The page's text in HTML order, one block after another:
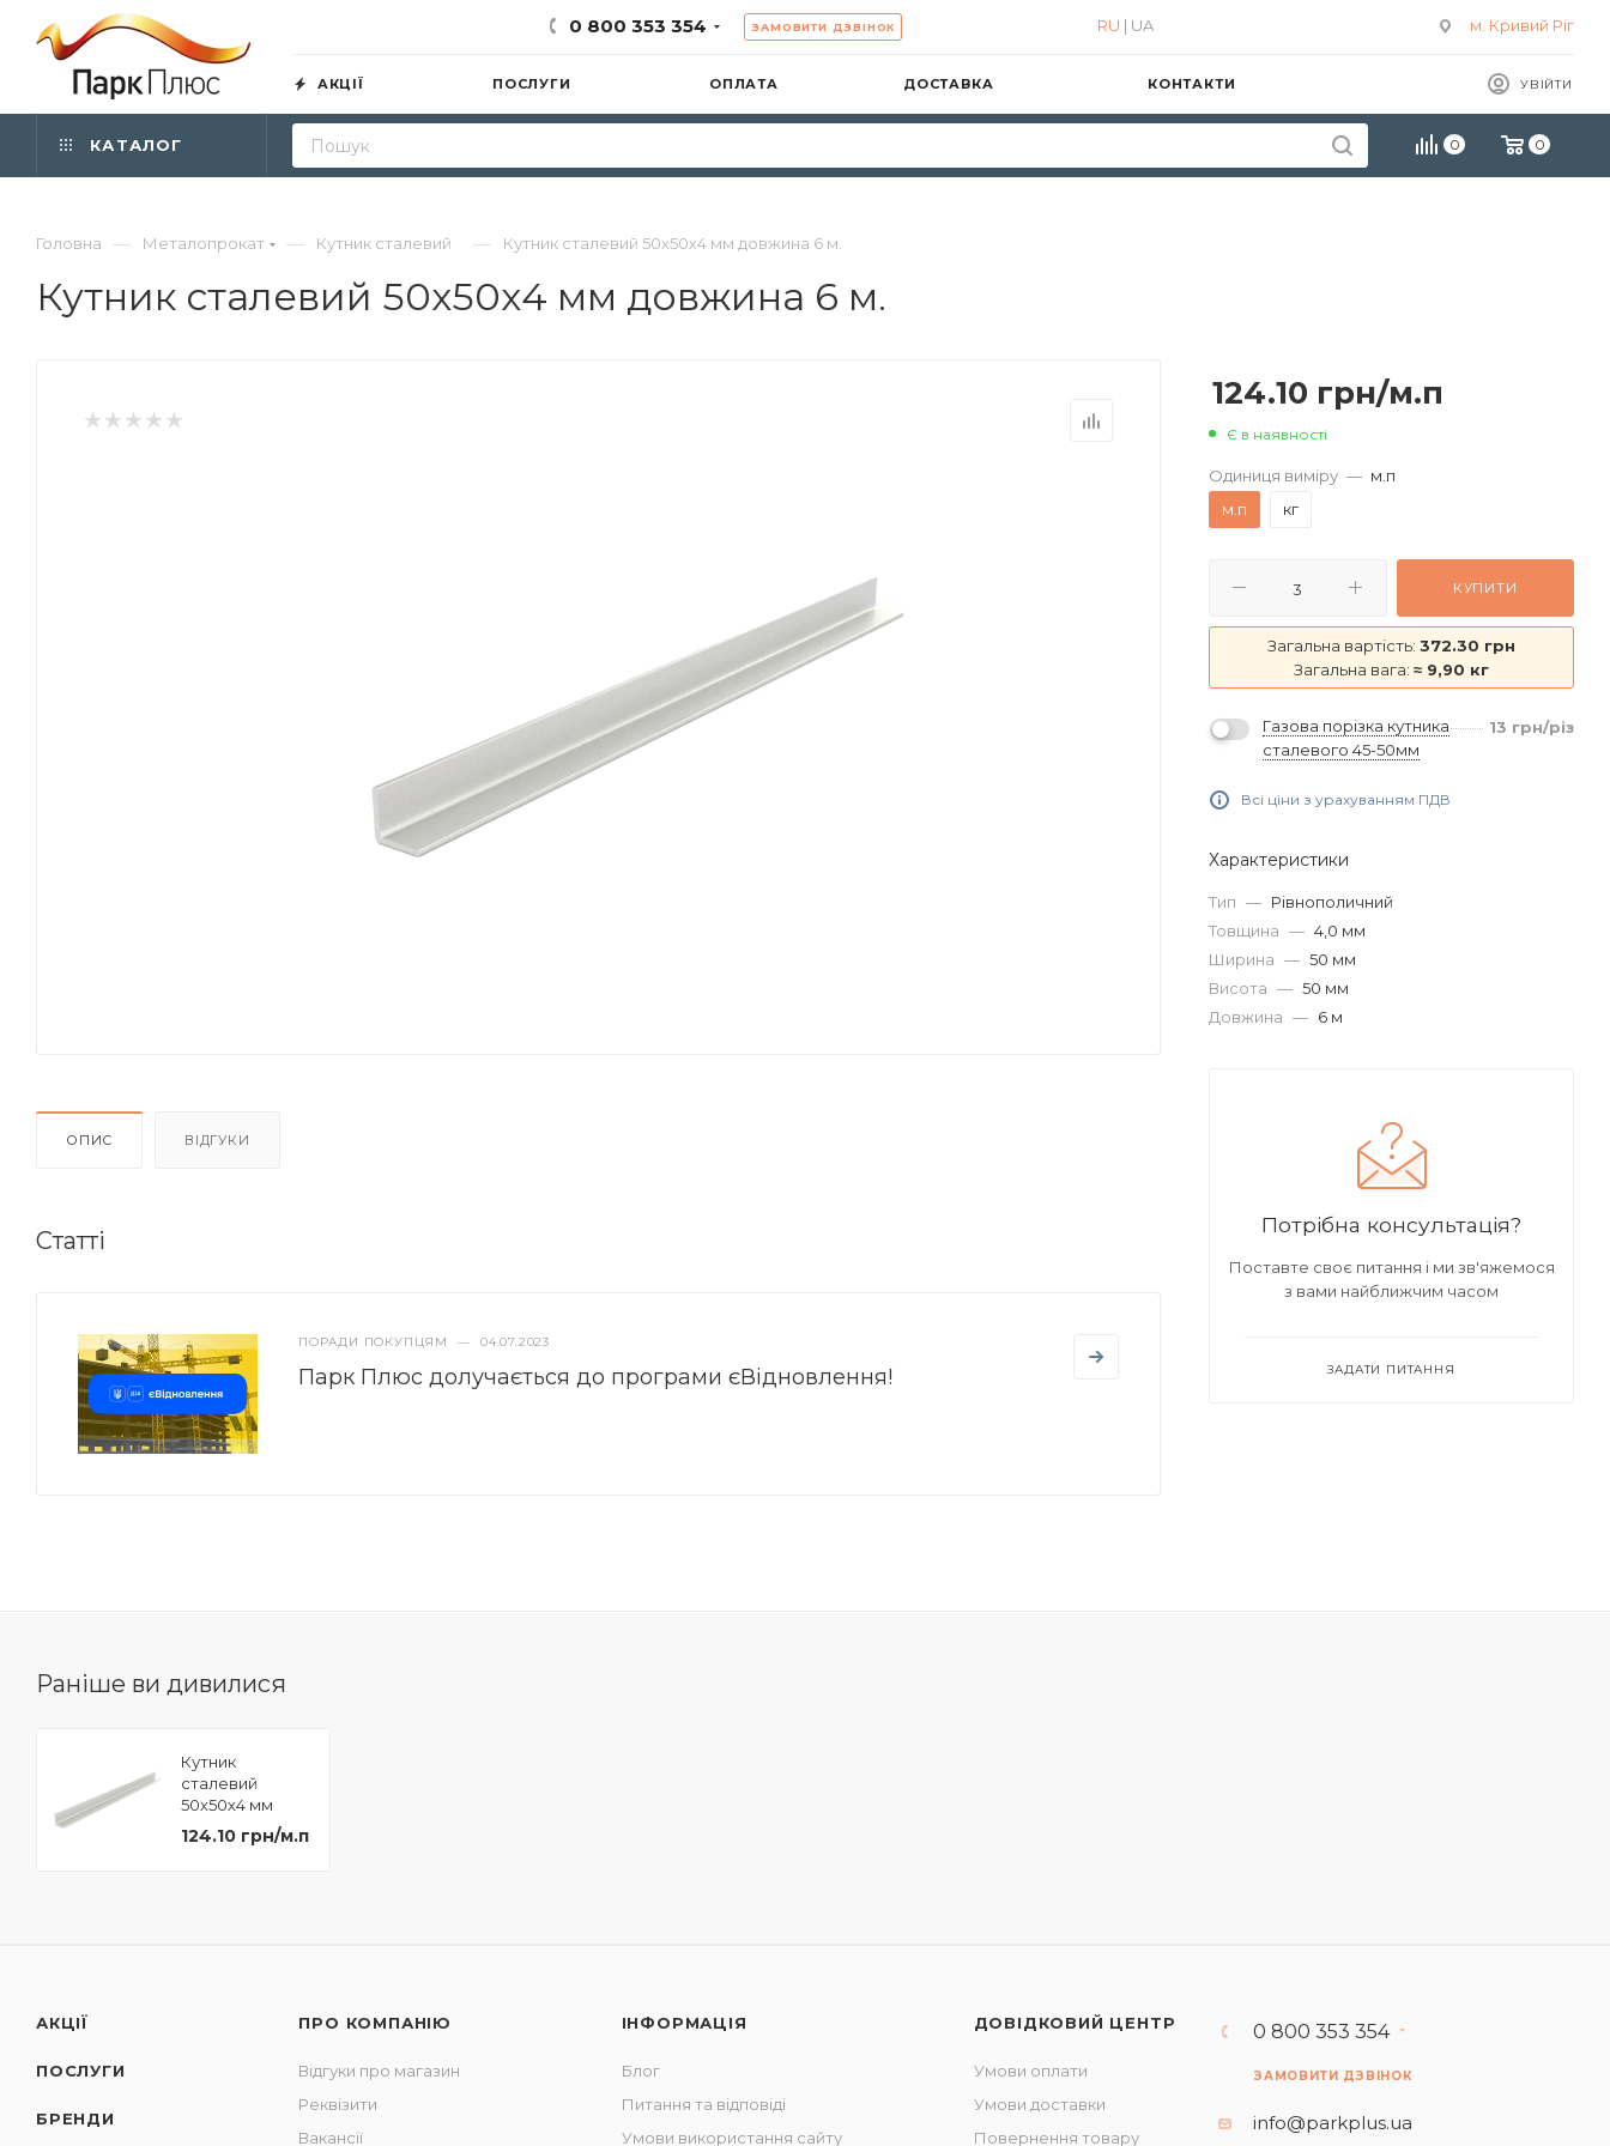
0 800 353 354 ЗАМОВИТИ ДЗВІНОК м. Кривий Ріг
RU | UA
УВІЙТИ
АКЦІЇ ПОСЛУГИ ОПЛАТА ДОСТАВКА КОНТАКТИ
0 0
КАТАЛОГ
Головна — Металопрокат — Кутник сталевий — Кутник сталевий 50х50х4 мм довжина 6 м.
Кутник сталевий 50х50х4 мм довжина 6 м.
ОПИС ВІДГУКИ
Статті
ПОРАДИ ПОКУПЦЯМ — 04.07.2023
Парк Плюс долучається до програми єВідновлення!
124.10 грн/м.п
Є в наявності
Одиниця виміру — м.п
м.п
кг
КУПИТИ
Загальна вартість: 372.30 грн
Загальна вага: ≈ 9,90 кг
Газова порізка кутника
сталевого 45-50мм
13 грн/різ
Всі ціни з урахуванням ПДВ
Характеристики
Тип — Рівнополичний
Товщина — 4,0 мм
Ширина — 50 мм
Висота — 50 мм
Довжина — 6 м
Потрібна консультація?
Поставте своє питання і ми зв'яжемося
з вами найближчим часом
ЗАДАТИ ПИТАННЯ
Раніше ви дивилися
Кутник
сталевий
50х50х4 мм
довжина 6 м.
124.10 грн/м.п
АКЦІЇ
ПОСЛУГИ
БРЕНДИ
ПРО КОМПАНІЮ
Відгуки про магазин
Реквізити
Вакансії
ІНФОРМАЦІЯ
Блог
Питання та відповіді
Умови використання сайту
ДОВІДКОВИЙ ЦЕНТР
Умови оплати
Умови доставки
Повернення товару
0 800 353 354
ЗАМОВИТИ ДЗВІНОК
info@parkplus.ua